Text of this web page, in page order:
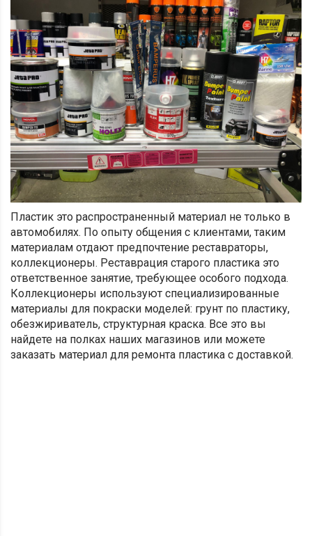
Пластик это распространенный материал не только в
автомобилях. По опыту общения с клиентами, таким
материалам отдают предпочтение реставраторы,
коллекционеры. Реставрация старого пластика это
ответственное занятие, требующее особого подхода.
Коллекционеры используют специализированные
материалы для покраски моделей: грунт по пластику,
обезжириватель, структурная краска. Все это вы
найдете на полках наших магазинов или можете
заказать материал для ремонта пластика с доставкой.